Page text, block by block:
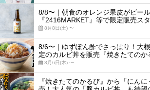
8/8〜｜朝食のオレンジ果皮がビー
『2416MARKET』等で限定販売ス
8月8日(土) 〜
8/6〜｜ゆずぽん酢でさっぱり！大
定のカルビ丼を販売『焼きたてのか
8月6日(木) 〜
『焼きたてのかるび』から「にん